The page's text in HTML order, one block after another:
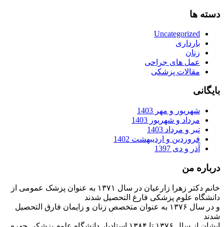
دسته ها
Uncategorized
بارداری
زنان
عمل های جراحی
مقالات پزشکی
بایگانی
شهریور و مهر 1403
مرداد و شهریور 1403
تیر و مرداد 1403
فروردین و اردیبهشت 1402
آذر و دی 1397
درباره من
خانم دکتر زهرا زارعیان در سال ۱۳۷۱ به عنوان پزشک عمومی از
دانشگاه علوم پزشکی فارغ التحصیل شدند
و در سال ۱۳۷۶ به عنوان متخصص زنان و زایمان فارق التحصیل
شدند